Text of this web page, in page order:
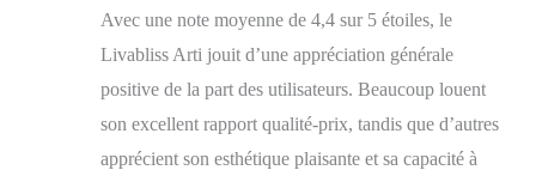
Avec une note moyenne de 4,4 sur 5 étoiles, le
Livabliss Arti jouit d’une appréciation générale
positive de la part des utilisateurs. Beaucoup louent
son excellent rapport qualité-prix, tandis que d’autres
apprécient son esthétique plaisante et sa capacité à